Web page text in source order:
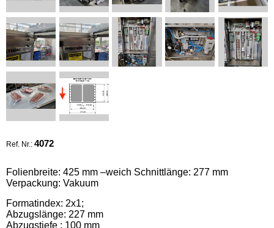
Ref. Nr.: 4072
Folienbreite: 425 mm –weich Schnittlänge: 277 mm
Verpackung: Vakuum
Formatindex: 2x1;
Abzugslänge: 227 mm
Abzugstiefe : 100 mm